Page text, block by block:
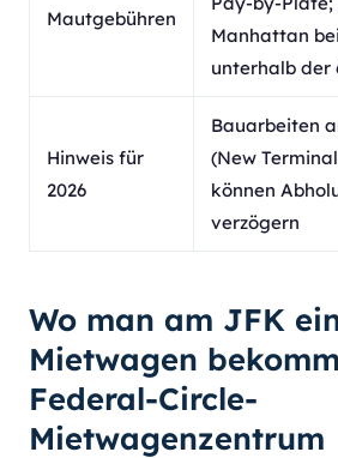
Mautgebühren
Manhattan
unterhalb der
Hinweis für
2026
Bauarbeiten
(New
können
verzögern
Wo man am JFK
Mietwagen
Federal-Circle-
Mietwagenzentrum